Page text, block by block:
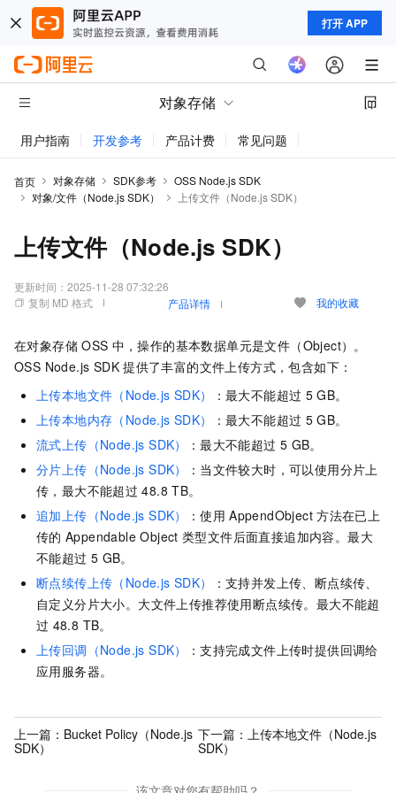
打开 APP
对象存储
用户指南 开发参考 产品计费 常见问题
首页 对象存储 SDK参考
OSS Node.js SDK
对象/文件（Node.js SDK）
上传文件（Node.js SDK）
上传文件（Node.js SDK）
更新时间： 2025-11-28 07:32:26
复制 MD 格式
产品详情 我的收藏
在对象存储 OSS 中，操作的基本数据单元是文件（Object）。
OSS Node.js SDK 提供了丰富的文件上传方式，包含如下：
上传本地文件（Node.js SDK）
：最大不能超过 5 GB。
上传本地内存（Node.js SDK）
：最大不能超过 5 GB。
流式上传（Node.js SDK）
：最大不能超过 5 GB。
分片上传（Node.js SDK）
：当文件较大时，可以使用分片上
传，最大不能超过 48.8 TB。
追加上传（Node.js SDK）
：使用 AppendObject 方法在已上
传的 Appendable Object 类型文件后面直接追加内容。最大
不能超过 5 GB。
断点续传上传（Node.js SDK）
：支持并发上传、断点续传、
自定义分片大小。大文件上传推荐使用断点续传。最大不能超
过 48.8 TB。
上传回调（Node.js SDK）
：支持完成文件上传时提供回调给
应用服务器。
上一篇： Bucket Policy（Node.js
SDK）
下一篇： 上传本地文件（Node.js
SDK）